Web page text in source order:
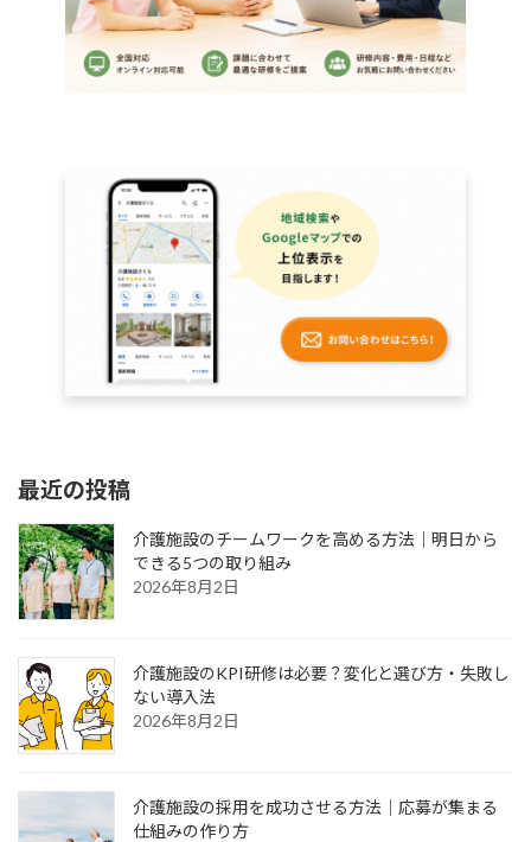
最近の投稿
介護施設のチームワークを高める方法｜明日から
できる5つの取り組み
2026年8月2日
介護施設のKPI研修は必要？変化と選び方・失敗し
ない導入法
2026年8月2日
介護施設の採用を成功させる方法｜応募が集まる
仕組みの作り方